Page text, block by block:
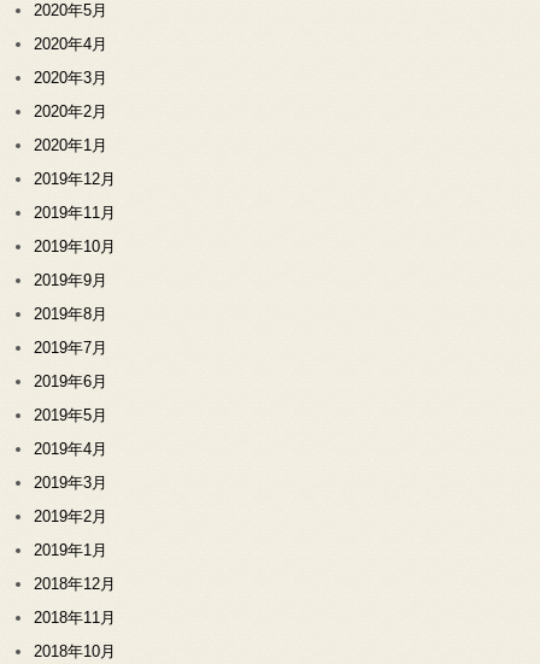
2020年5月
2020年4月
2020年3月
2020年2月
2020年1月
2019年12月
2019年11月
2019年10月
2019年9月
2019年8月
2019年7月
2019年6月
2019年5月
2019年4月
2019年3月
2019年2月
2019年1月
2018年12月
2018年11月
2018年10月